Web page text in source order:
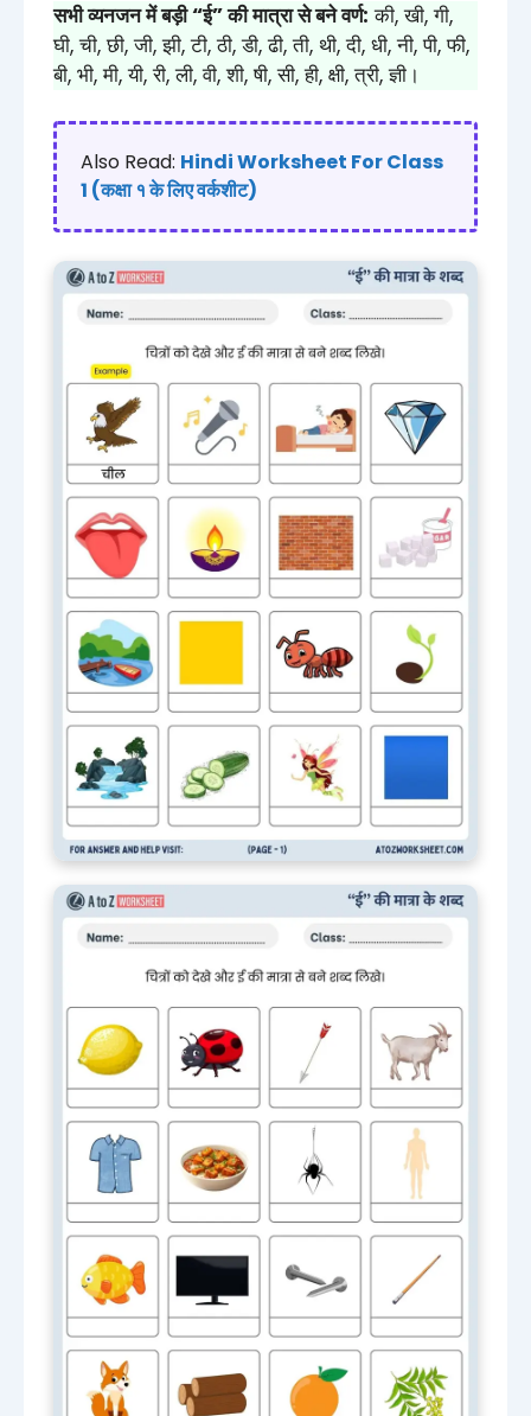
सभी व्यनजन में बड़ी “ई” की मात्रा से बने वर्ण: की, खी, गी,
घी, ची, छी, जी, झी, टी, ठी, डी, ढी, ती, थी, दी, धी, नी, पी, फी,
बी, भी, मी, यी, री, ली, वी, शी, षी, सी, ही, क्षी, त्री, ज्ञी।
Also Read: Hindi Worksheet For Class
1 (कक्षा १ के लिए वर्कशीट)